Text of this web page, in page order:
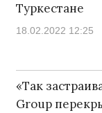
Туркестане
18.02.2022 12:25
«Так
Group